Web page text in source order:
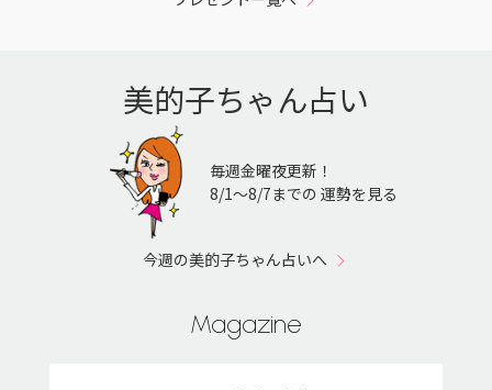
美的子ちゃん占い
毎週金曜夜更新！
8/1〜8/7までの 運勢を見る
今週の美的子ちゃん占いへ
Magazine